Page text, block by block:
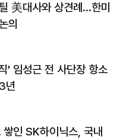
美대사와 상견례…한미
의
' 임성근 전 사단장 항소
년
인 SK하이닉스, 국내